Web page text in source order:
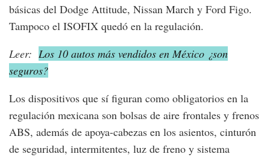
básicas del Dodge Attitude, Nissan March y Ford Figo.
Tampoco el ISOFIX quedó en la regulación.
Leer: Los 10 autos más vendidos en México ¿son
seguros?
Los dispositivos que sí figuran como obligatorios en la
regulación mexicana son bolsas de aire frontales y frenos
ABS, además de apoya-cabezas en los asientos, cinturón
de seguridad, intermitentes, luz de freno y sistema